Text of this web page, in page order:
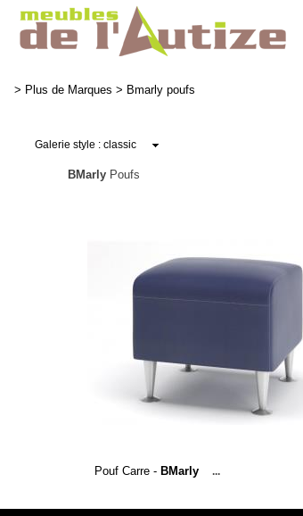
> Plus de Marques > Bmarly poufs
BMarly Poufs
Pouf Carre - BMarly ...